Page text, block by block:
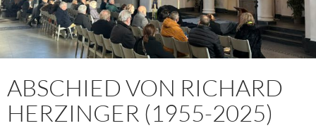
ABSCHIED VON RICHARD
HERZINGER (1955-2025)